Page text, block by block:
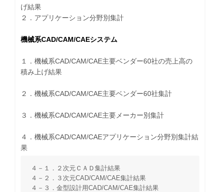
げ結果
２．アプリケーション分野別集計
機械系CAD/CAM/CAEシステム
１．機械系CAD/CAM/CAE主要ベンダー60社の売上高の
積み上げ結果
２．機械系CAD/CAM/CAE主要ベンダー60社集計
３．機械系CAD/CAM/CAE主要メーカー別集計
４．機械系CAD/CAM/CAEアプリケーション分野別集計結
果
４－１．２次元ＣＡＤ集計結果
４－２．３次元CAD/CAM/CAE集計結果
４－３．金型設計用CAD/CAM/CAE集計結果